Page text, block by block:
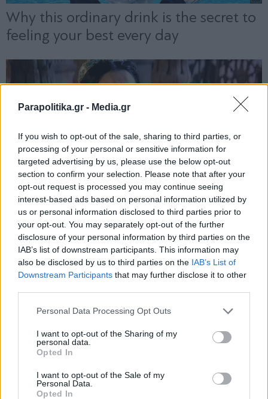
Parapolitika.gr - Media.gr
If you wish to opt-out of the sale, sharing to third parties, or
processing of your personal or sensitive information for
targeted advertising by us, please use the below opt-out
section to confirm your selection. Please note that after your
opt-out request is processed you may continue seeing
interest-based ads based on personal information utilized by
us or personal information disclosed to third parties prior to
your opt-out. You may separately opt-out of the further
disclosure of your personal information by third parties on the
IAB’s list of downstream participants. This information may
also be disclosed by us to third parties on the IAB’s List of
Downstream Participants that may further disclose it to other
Personal Data Processing Opt Outs
I want to opt-out of the Sharing of my
personal data.
Opted In
I want to opt-out of the Sale of my
Personal Data.
Opted In
Εγγραφή στο newsletter
Αποδέχομαι τους
και την πολιτική απορρήτου